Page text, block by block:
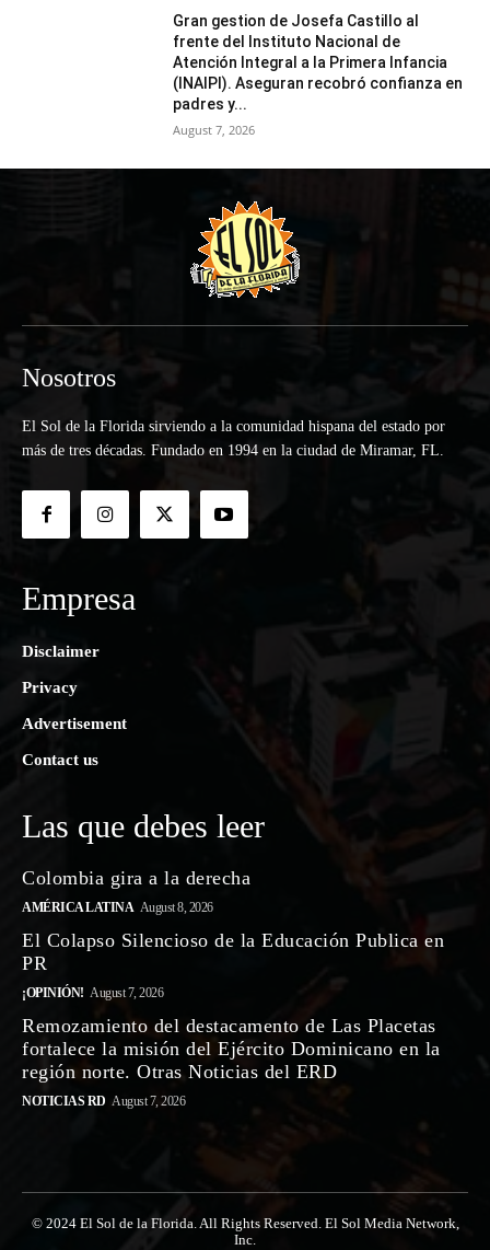
Gran gestion de Josefa Castillo al
frente del Instituto Nacional de
Atención Integral a la Primera Infancia
(INAIPI). Aseguran recobró confianza en
padres y...
August 7, 2026
Nosotros
El Sol de la Florida sirviendo a la comunidad hispana del estado por
más de tres décadas. Fundado en 1994 en la ciudad de Miramar, FL.
Empresa
Disclaimer
Privacy
Advertisement
Contact us
Las que debes leer
Colombia gira a la derecha
AMÉRICA LATINA August 8, 2026
El Colapso Silencioso de la Educación Publica en
PR
¡OPINIÓN! August 7, 2026
Remozamiento del destacamento de Las Placetas
fortalece la misión del Ejército Dominicano en la
región norte. Otras Noticias del ERD
NOTICIAS RD August 7, 2026
© 2024 El Sol de la Florida. All Rights Reserved. El Sol Media Network,
Inc.